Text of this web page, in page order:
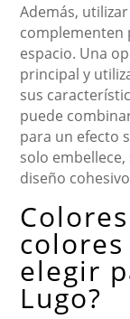
Además,
complementen
espacio. Una
principal y
sus
puede
para un efecto
solo
diseño
elegir
Lugo?